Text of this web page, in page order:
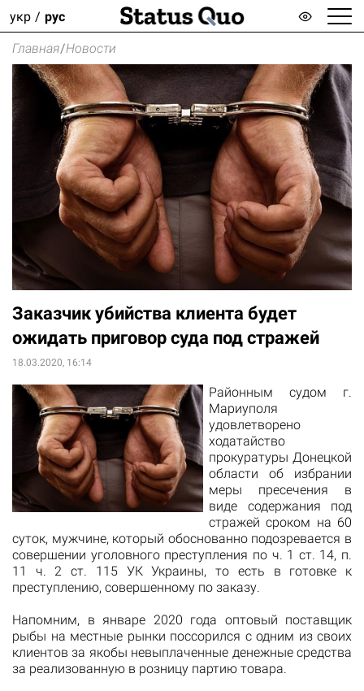
укр рус
Главная/Новости
Заказчик убийства клиента будет
ожидать приговор суда под стражей
18.03.2020, 16:14
Районным судом г.
Мариуполя
удовлетворено
ходатайство
прокуратуры Донецкой
области об избрании
меры пресечения в
виде содержания под
стражей сроком на 60
суток, мужчине, который обоснованно подозревается в
совершении уголовного преступления по ч. 1 ст. 14, п.
11 ч. 2 ст. 115 УК Украины, то есть в готовке к
преступлению, совершенному по заказу.
Напомним, в январе 2020 года оптовый поставщик
рыбы на местные рынки поссорился с одним из своих
клиентов за якобы невыплаченные денежные средства
за реализованную в розницу партию товара.